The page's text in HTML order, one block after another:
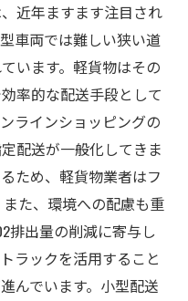
近年ますます注目され
車両では難しい狭い道
います。軽貨物はその
率的な配送手段として
ラインショッピングの
配送が一般化してきま
ため、軽貨物業者はフ
た、環境への配慮も重
排出量の削減に寄与し
ラックを活用すること
んでいます。小型配送